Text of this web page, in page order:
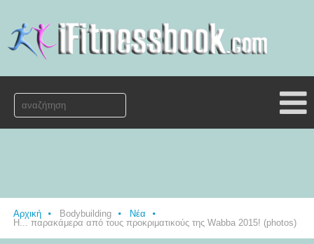
Αρχική Bodybuilding
Νέα
Η... παρακάμερα από τους προκριματικούς της Wabba 2015! (photos)